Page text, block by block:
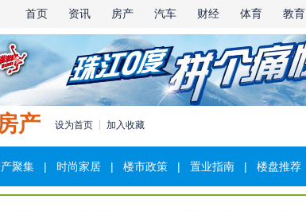
首页 资讯 房产 汽车 财经 体育 教育
产 设为首页 加入收藏
聚集 | 时尚家居 | 楼市政策 | 置业指南 | 楼盘推荐